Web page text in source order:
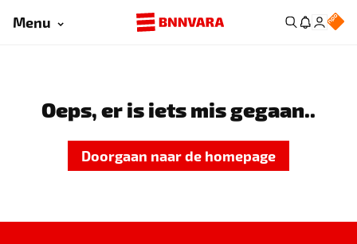
Menu
Oeps, er is iets mis gegaan..
Doorgaan naar de homepage